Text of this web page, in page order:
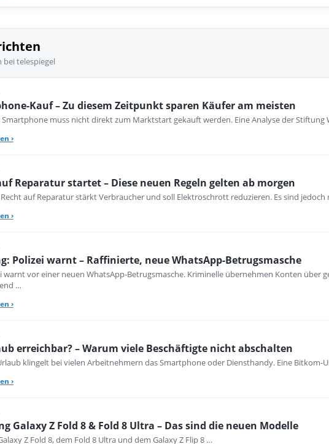
bei telespiegel
Kauf – Zu diesem Zeitpunkt sparen Käufer am meisten
Smartphone muss nicht direkt zum Marktstart gekauft werden. Eine Analyse der Stiftung
›
Reparatur startet – Diese neuen Regeln gelten ab morgen
Recht auf Reparatur stärkt Verbraucher und soll Elektroschrott reduzieren. Es sind jedoch
›
Polizei warnt – Raffinierte, neue WhatsApp-Betrugsmasche
warnt vor einer neuen WhatsApp-Betrugsmasche. Kriminelle übernehmen Konten über
…
›
erreichbar? – Warum viele Beschäftigte nicht abschalten
klingelt bei vielen Arbeitnehmern das Smartphone oder Diensthandy. Eine Bitkom-
›
Galaxy Z Fold 8 & Fold 8 Ultra – Das sind die neuen Modelle
Z Fold 8, dem Fold 8 Ultra und dem Galaxy Z Flip 8 …